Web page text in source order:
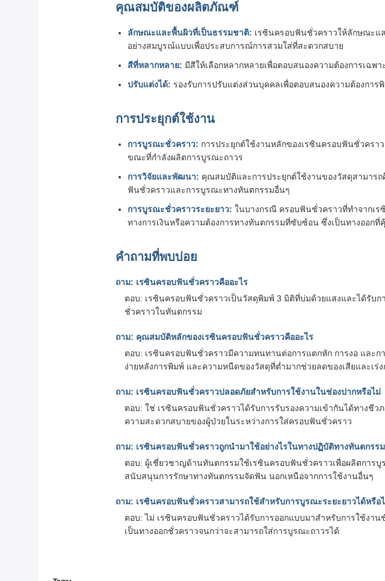
คุณสมบัติของผลิตภัณฑ์
ลักษณะและพื้นผิวที่เป็นธรรมชาติ: เรซินครอบฟันชั่วคราวให้ลักษณะแ
อย่างสมบูรณ์แบบเพื่อประสบการณ์การสวมใส่ที่สะดวกสบาย
สีที่หลากหลาย: มีสีให้เลือกหลากหลายเพื่อตอบสนองความต้องการเฉ
ปรับแต่งได้: รองรับการปรับแต่งส่วนบุคคลเพื่อตอบสนองความต้องกา
การประยุกต์ใช้งาน
การบูรณะชั่วคราว: การประยุกต์ใช้งานหลักของเรซินครอบฟันชั่วคร
ขณะที่กำลังผลิตการบูรณะถาวร
การวิจัยและพัฒนา: คุณสมบัติและการประยุกต์ใช้งานของวัสดุสามาร
ฟันชั่วคราวและการบูรณะทางทันตกรรมอื่นๆ
การบูรณะชั่วคราวระยะยาว: ในบางกรณี ครอบฟันชั่วคราวที่ทำจากเร
ทางการเงินหรือความต้องการทางทันตกรรมที่ซับซ้อน ซึ่งเป็นทางออกที่
คำถามที่พบบ่อย
ถาม: เรซินครอบฟันชั่วคราวคืออะไร
ตอบ: เรซินครอบฟันชั่วคราวเป็นวัสดุพิมพ์ 3 มิติที่บ่มด้วยแสงและได้รับ
ชั่วคราวในทันตกรรม
ถาม: คุณสมบัติหลักของเรซินครอบฟันชั่วคราวคืออะไร
ตอบ: เรซินครอบฟันชั่วคราวมีความทนทานต่อการแตกหัก การงอ และ
ง่ายหลังการพิมพ์ และความหนืดของวัสดุที่ต่ำมากช่วยลดของเสียและเร่
ถาม: เรซินครอบฟันชั่วคราวปลอดภัยสำหรับการใช้งานในช่องปากหรือไม่
ตอบ: ใช่ เรซินครอบฟันชั่วคราวได้รับการรับรองความเข้ากันได้ทางชี
ความสะดวกสบายของผู้ป่วยในระหว่างการใส่ครอบฟันชั่วคราว
ถาม: เรซินครอบฟันชั่วคราวถูกนำมาใช้อย่างไรในทางปฏิบัติทางทันตกรรม
ตอบ: ผู้เชี่ยวชาญด้านทันตกรรมใช้เรซินครอบฟันชั่วคราวเพื่อผลิตการ
สนับสนุนการรักษาทางทันตกรรมจัดฟัน นอกเหนือจากการใช้งานอื่นๆ
ถาม: เรซินครอบฟันชั่วคราวสามารถใช้สำหรับการบูรณะระยะยาวได้หรือ
ตอบ: ไม่ เรซินครอบฟันชั่วคราวได้รับการออกแบบมาสำหรับการใช้งา
เป็นทางออกชั่วคราวจนกว่าจะสามารถใส่การบูรณะถาวรได้